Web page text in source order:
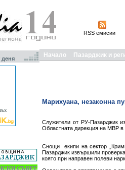
RSS емисии
деня Начало Пазарджик и
Марихуана, незаконна
Служители от РУ-Пазарджик
Областната дирекция на МВР в
Снощи екипи на сектор
Пазарджик извършили
която при направен полеви